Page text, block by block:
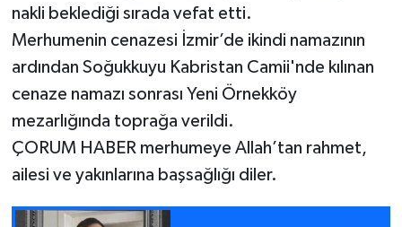
nakli beklediği sırada vefat etti.
Merhumenin cenazesi İzmir’de ikindi namazının
ardından Soğukkuyu Kabristan Camii'nde kılınan
cenaze namazı sonrası Yeni Örnekköy
mezarlığında toprağa verildi.
ÇORUM HABER merhumeye Allah’tan rahmet,
ailesi ve yakınlarına başsağlığı diler.
Osmancık
Sungurlu
Uğurludağ
Sağlık